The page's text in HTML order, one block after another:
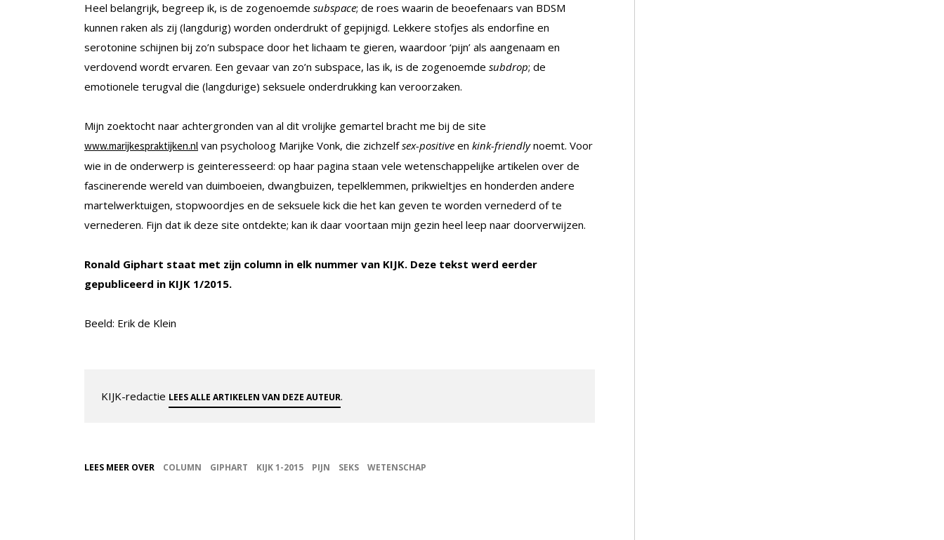
Heel belangrijk, begreep ik, is de zogenoemde subspace; de roes waarin de beoefenaars van BDSM
kunnen raken als zij (langdurig) worden onderdrukt of gepijnigd. Lekkere stofjes als endorfine en
serotonine schijnen bij zo’n subspace door het lichaam te gieren, waardoor ‘pijn’ als aangenaam en
verdovend wordt ervaren. Een gevaar van zo’n subspace, las ik, is de zogenoemde subdrop; de
emotionele terugval die (langdurige) seksuele onderdrukking kan veroorzaken.
Mijn zoektocht naar achtergronden van al dit vrolijke gemartel bracht me bij de site
www.marijkespraktijken.nl van psycholoog Marijke Vonk, die zichzelfsex-positive en kink-friendlynoemt. Voor
wie in de onderwerp is geinteresseerd: op haar pagina staan vele wetenschappelijke artikelen over de
fascinerende wereld van duimboeien, dwangbuizen, tepelklemmen, prikwieltjes en honderden andere
martelwerktuigen, stopwoordjes en de seksuele kick die het kan geven te worden vernederd of te
vernederen. Fijn dat ik deze site ontdekte; kan ik daar voortaan mijn gezin heel leep naar doorverwijzen.
Ronald Giphart staat met zijn column in elk nummer van KIJK. Deze tekst werd eerder
gepubliceerd in KIJK 1/2015.
Beeld: Erik de Klein
KIJK-redactie LEES ALLE ARTIKELEN VAN DEZE AUTEUR.
LEES MEER OVER COLUMN GIPHART KIJK 1-2015 PIJN SEKS WETENSCHAP